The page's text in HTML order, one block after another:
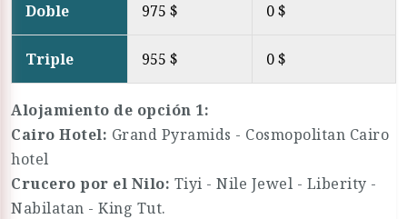
Doble 975 $ 0 $
Triple 955 $ 0 $
Alojamiento de opción 1:
Cairo Hotel: Grand Pyramids - Cosmopolitan Cairo
hotel
Crucero por el Nilo: Tiyi - Nile Jewel - Liberity -
Nabilatan - King Tut.